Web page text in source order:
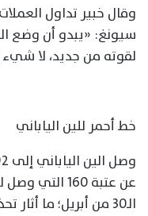
وقال خبير تداول
سيونغ: «يبدو أن وضع
لقوته من جديد، لا
خط أحمر للين الياباني
عن عتبة 160
الـ30 من أبريل؛ ما أثار تحذيرات من السلطات.